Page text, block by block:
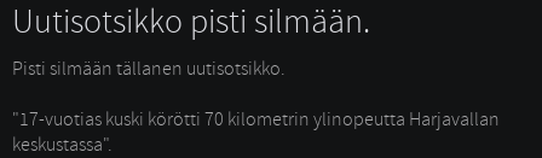
Uutisotsikko pisti silmään.
Pisti silmään tällanen uutisotsikko.
"17-vuotias kuski körötti 70 kilometrin ylinopeutta Harjavallan
keskustassa".